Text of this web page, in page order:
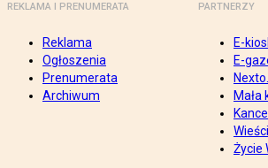
REKLAMA I PRENUMERATA
Reklama
Ogłoszenia
Prenumerata
Archiwum
PARTNERZY
E-
E-
Mała
Życie